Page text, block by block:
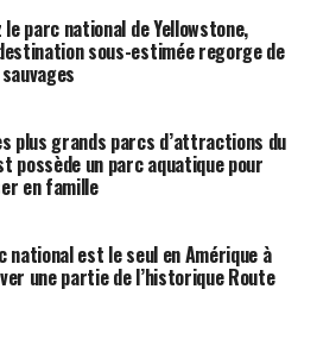
le parc national de Yellowstone,
sous-estimée regorge de
plus grands parcs d’attractions du
possède un parc aquatique pour
en famille
national est le seul en Amérique à
une partie de l’historique Route